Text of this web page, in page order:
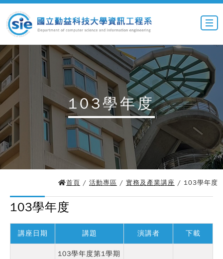
103學年度
首頁 / 活動專區 / 實務及產業講座 / 103學年度
103學年度
講座日期 講題 演講者 下載
103學年度第1學期